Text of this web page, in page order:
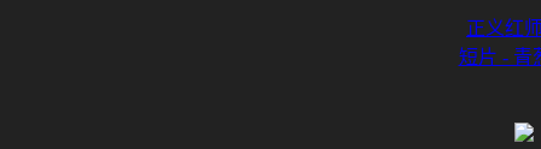
正义红
短片 - 青